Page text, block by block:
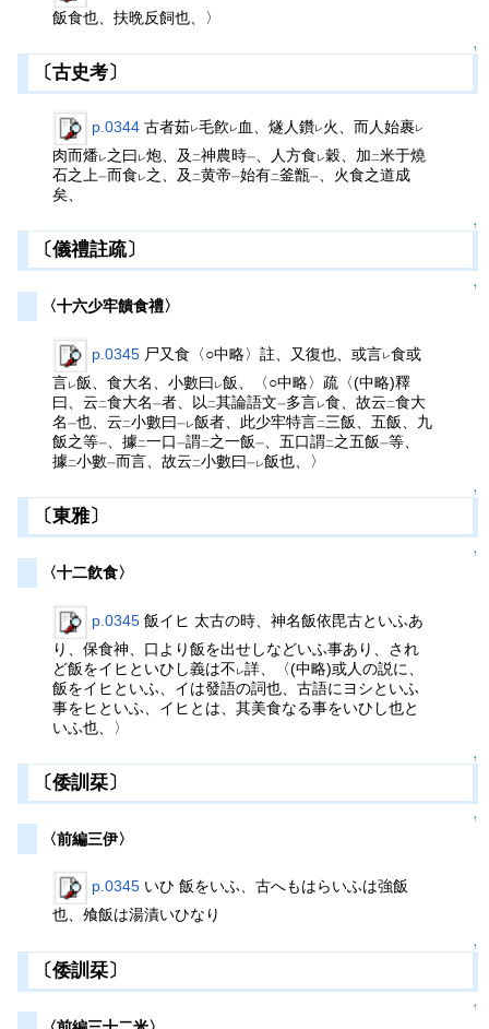
飯食也、扶晩反飼也、〉
↑
〔古史考〕
p.0344 古者茹レ毛飮 レ 血、燧人鑽レ 火、而人始裹レ
肉而燔レ 之曰 レ炮、及 二神農時一 、人方食 レ穀、加 二米于燒
石之上一而食 レ 之、及 二黄帝一始有二釜甑一
、火食之道成
矣、
↑
〔儀禮註疏〕
↑
〈十六少牢饋食禮〉
p.0345 尸又食〈○中略〉註、又復也、或言レ食或
言レ飯、食大名、小數曰 レ飯、〈○中略〉疏〈(中略)釋
曰、云 二食大名一者、以 二其論語文一多言レ食、故云 二食大
名一也、云 二小數曰一レ飯者、此少牢特言二 三飯、五飯、九
飯之等一 、據 二一口一謂二 之一飯一 、五口謂二 之五飯一等、
據 二小數一而言、故云 二小數曰一レ飯也、〉
↑
〔東雅〕
↑
〈十二飮食〉
p.0345 飯イヒ 太古の時、神名飯依毘古といふあ
り、保食神、口より飯を出せしなどいふ事あり、され
ど飯をイヒといひし義は不 レ詳、〈(中略)或人の説に、
飯をイヒといふ、イは發語の詞也、古語にヨシといふ
事をヒといふ、イヒとは、其美食なる事をいひし也と
いふ也、〉
↑
〔倭訓栞〕
↑
〈前編三伊〉
p.0345 いひ 飯をいふ、古へもはらいふは強飯
也、飧飯は湯漬いひなり
↑
〔倭訓栞〕
↑